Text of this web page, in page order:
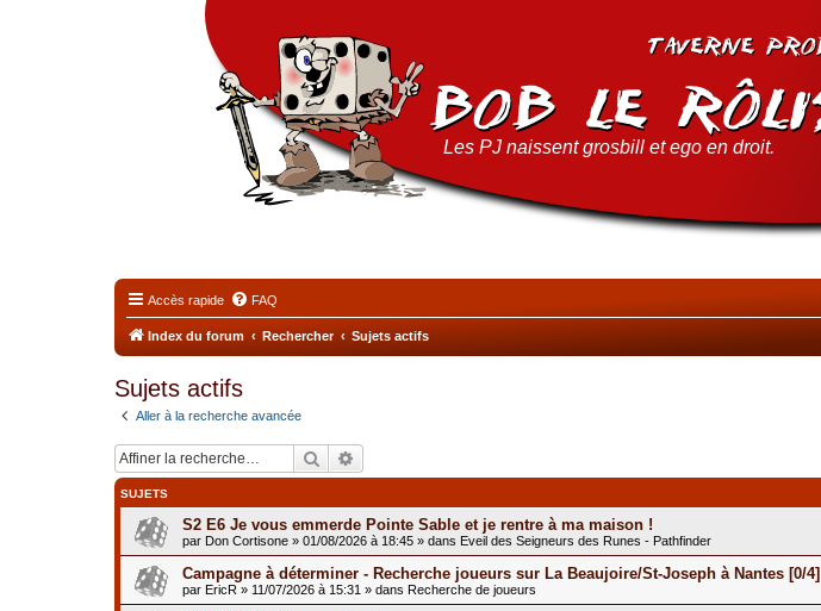
Les PJ naissent grosbill et ego en droit.
Accès rapide FAQ
Index du forum Rechercher Sujets actifs
Sujets actifs
Aller à la recherche avancée
Rechercher
SUJETS
S2 E6 Je vous emmerde Pointe Sable et je rentre à ma maison !
par Don Cortisone » 01/08/2026 à 18:45 » dans Eveil des Seigneurs des Runes - Pathfinder
Campagne à déterminer - Recherche joueurs sur La Beaujoire/St-Joseph à Nantes [0/4]
par EricR » 11/07/2026 à 15:31 » dans Recherche de joueurs